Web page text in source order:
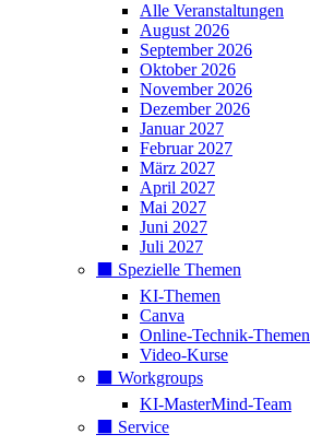
Alle Veranstaltungen
August 2026
September 2026
Oktober 2026
November 2026
Dezember 2026
Januar 2027
Februar 2027
März 2027
April 2027
Mai 2027
Juni 2027
Juli 2027
⬛️ Spezielle Themen
KI-Themen
Canva
Online-Technik-Themen
Video-Kurse
⬛️ Workgroups
KI-MasterMind-Team
⬛️ Service